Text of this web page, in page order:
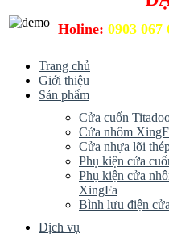
Holine: 0903 067
Trang chủ
Giới thiệu
Sản phẩm
Cửa cuốn
Cửa nhôm
Cửa nhựa lõi
Phụ kiện cửa
Phụ kiện cửa
XingFa
Bình lưu điện
Dịch vụ